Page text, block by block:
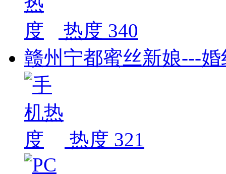
热度 340
赣州宁都蜜丝新娘---
热度 321